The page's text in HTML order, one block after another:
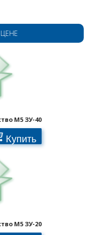
M5 ЗУ-40
Купить
M5 ЗУ-20